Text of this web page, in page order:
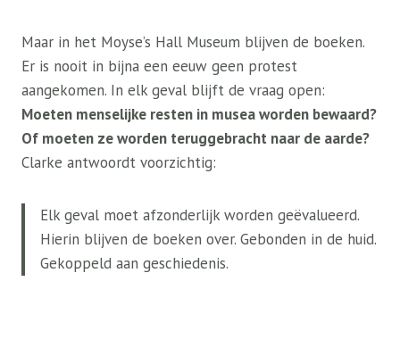
Maar in het Moyse’s Hall Museum blijven de boeken.
Er is nooit in bijna een eeuw geen protest
aangekomen. In elk geval blijft de vraag open:
Moeten menselijke resten in musea worden bewaard?
Of moeten ze worden teruggebracht naar de aarde?
Clarke antwoordt voorzichtig:
Elk geval moet afzonderlijk worden geëvalueerd.
Hierin blijven de boeken over. Gebonden in de huid.
Gekoppeld aan geschiedenis.